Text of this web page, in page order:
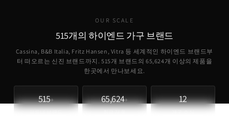
OUR SCALE
515개의 하이엔드 가구 브랜드
Cassina, B&B Italia, Fritz Hansen, Vitra 등 세계적인 하이엔드 브랜드부
터 떠오르는 신진 브랜드까지. 515개 브랜드의65,624개 이상의 제품을
한곳에서 만나보세요.
515+
파트너 브랜드
65,624+
취급 제품
12
개국 소싱